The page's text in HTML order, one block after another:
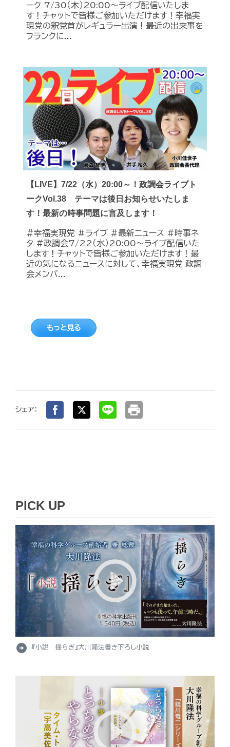
ーク 7/30（木）20:00～ライブ配信いたしま
す！チャットで皆様ご参加いただけます！幸福実
現党の釈党首がレギュラー出演！最近の出来事を
フランクに...
【LIVE】7/22（水）20:00～！政調会ライブト
ークVol.38 テーマは後日お知らせいたしま
す！最新の時事問題に言及します！
#幸福実現党 #ライブ #最新ニュース #時事ネ
タ #政調会7/22（水）20:00～ライブ配信いた
します！チャットで皆様ご参加いただけます！最
近の気になるニュースに対して、幸福実現党 政調
会メンバ...
もっと見る
シェア： print
PICK UP
arrow_circle_right 『小説 揺らぎ』大川隆法書き下ろし小説